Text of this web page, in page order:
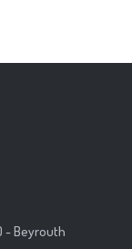
- Beyrouth